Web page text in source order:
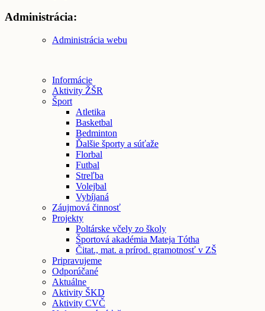
Administrácia:
Administrácia webu
Informácie
Aktivity ŽŠR
Šport
Atletika
Basketbal
Bedminton
Ďalšie športy a súťaže
Florbal
Futbal
Streľba
Volejbal
Vybíjaná
Záujmová činnosť
Projekty
Poltárske včely zo školy
Športová akadémia Mateja Tótha
Čitat., mat. a prírod. gramotnosť v ZŠ
Pripravujeme
Odporúčané
Aktuálne
Aktivity ŠKD
Aktivity CVČ